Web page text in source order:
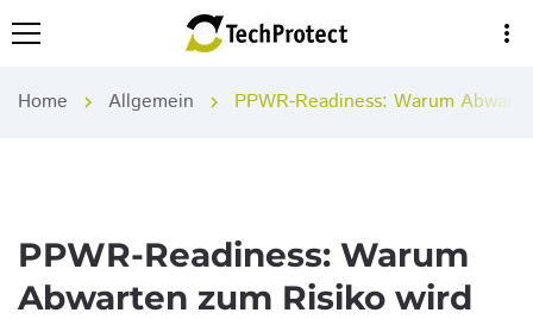
more_vert
Home chevron_right Allgemein chevron_right PPWR-Readiness: Warum
PPWR-Readiness: Warum
Abwarten zum Risiko wird